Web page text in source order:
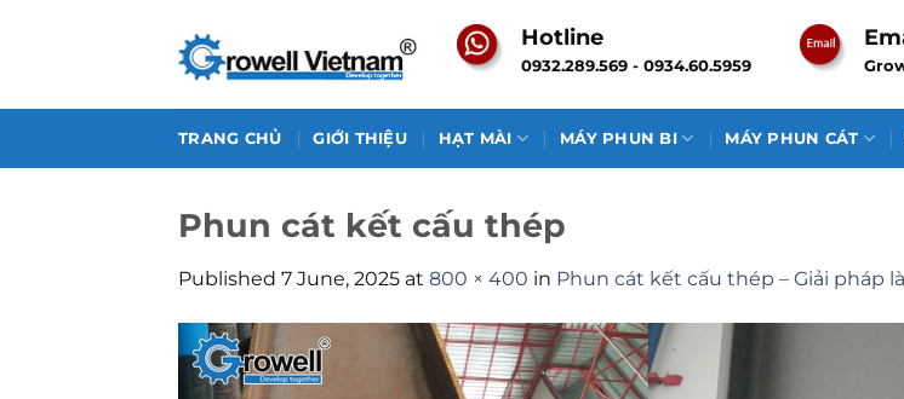
Hotline
0932.289.569 - 0934.60.5959
TRANG CHỦ GIỚI THIỆU HẠT MÀI MÁY PHUN BI MÁY PHUN CÁT
Phun cát kết cấu thép
Published 7 June, 2025 at 800 × 400 in Phun cát kết cấu thép – Giải pháp